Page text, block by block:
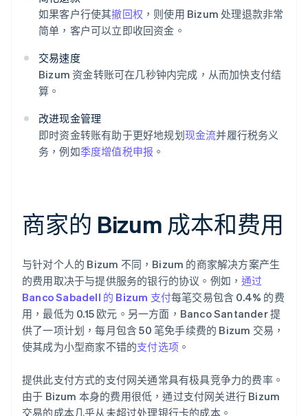
如果客户行使其撤回权 ，则使用 Bizum 处理退款非常
简单，客户可以立即收回资金。
交易速度
Bizum 资金转账可在几秒钟内完成，从而加快支付结
算。
改进现金管理
即时资金转账有助于更好地规划现金流并履行税务义
务，例如季度增值税申报 。
商家的 Bizum 成本和费用
与针对个人的 Bizum 不同，Bizum 的商家解决方案产生
的费用取决于与提供服务的银行的协议。例如，通过
Banco Sabadell 的 Bizum 支付每笔交易包含 0.4% 的费
用，最低为 0.15 欧元。另一方面，Banco Santander 提
供了一项计划，每月包含 50 笔免手续费的 Bizum 交易，
使其成为小型商家不错的支付选项 。
提供此支付方式的支付网关通常具有极具竞争力的费率。
由于 Bizum 本身的费用很低，通过支付网关进行 Bizum
交易的成本几乎从未超过处理银行卡的成本。